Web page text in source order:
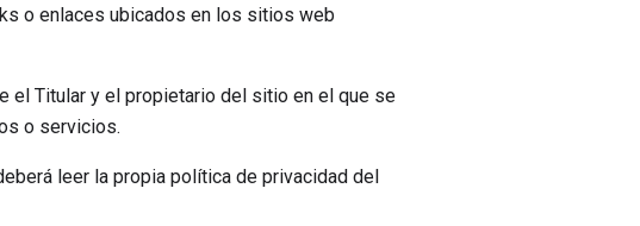
o enlaces ubicados en los sitios web
el Titular y el propietario del sitio en el que se
o servicios.
leer la propia política de privacidad del